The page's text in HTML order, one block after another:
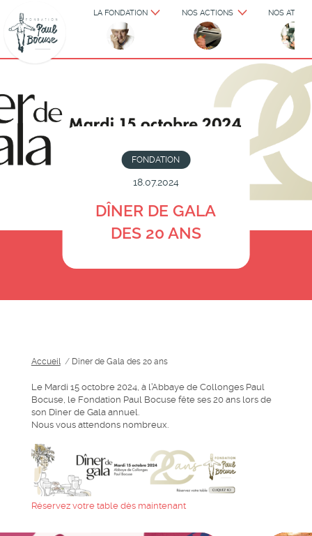
LA FONDATION NOS ACTIONS NOS
18.07.2024
FONDATION
DÎNER DE GALA
DES 20 ANS
Accueil/ Dîner de Gala des 20 ans
Le Mardi 15 octobre 2024, à l’Abbaye de Collonges Paul
Bocuse, le Fondation Paul Bocuse fête ses 20 ans lors de
son Dîner de Gala annuel.
Nous vous attendons nombreux.
Réservez votre table dès maintenant